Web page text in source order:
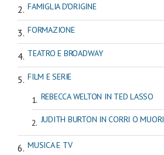
FAMIGLIA D'ORIGINE
FORMAZIONE
TEATRO E BROADWAY
FILM E SERIE
REBECCA WELTON IN TED LASSO
JUDITH BURTON IN CORRI O MUORI
MUSICA E TV